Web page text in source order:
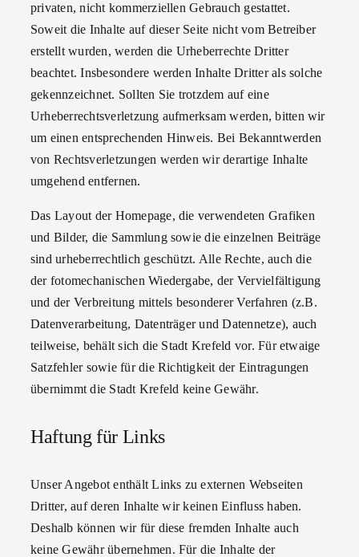
privaten, nicht kommerziellen Gebrauch gestattet.
Soweit die Inhalte auf dieser Seite nicht vom Betreiber
erstellt wurden, werden die Urheberrechte Dritter
beachtet. Insbesondere werden Inhalte Dritter als solche
gekennzeichnet. Sollten Sie trotzdem auf eine
Urheberrechtsverletzung aufmerksam werden, bitten wir
um einen entsprechenden Hinweis. Bei Bekanntwerden
von Rechtsverletzungen werden wir derartige Inhalte
umgehend entfernen.
Das Layout der Homepage, die verwendeten Grafiken
und Bilder, die Sammlung sowie die einzelnen Beiträge
sind urheberrechtlich geschützt. Alle Rechte, auch die
der fotomechanischen Wiedergabe, der Vervielfältigung
und der Verbreitung mittels besonderer Verfahren (z.B.
Datenverarbeitung, Datenträger und Datennetze), auch
teilweise, behält sich die Stadt Krefeld vor. Für etwaige
Satzfehler sowie für die Richtigkeit der Eintragungen
übernimmt die Stadt Krefeld keine Gewähr.
Haftung für Links
Unser Angebot enthält Links zu externen Webseiten
Dritter, auf deren Inhalte wir keinen Einfluss haben.
Deshalb können wir für diese fremden Inhalte auch
keine Gewähr übernehmen. Für die Inhalte der